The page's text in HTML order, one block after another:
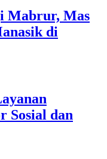
Mabrur, Mas
di
Sosial dan